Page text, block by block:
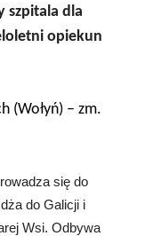
szpitala dla
opiekun
(Wołyń) – zm.
się do
do Galicji i
Wsi. Odbywa